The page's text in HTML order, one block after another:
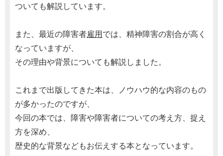
ついても解説しています。
また、最近の障害者雇用では、精神障害の割合が高く
なっていますが、
その理由や背景についても解説しました。
これまで出版してきた本は、ノウハウ的な内容のもの
が多かったのですが、
今回の本では、障害や障害者についての考え方、捉え
方を深め、
歴史的な背景などもお伝えする本となっています。